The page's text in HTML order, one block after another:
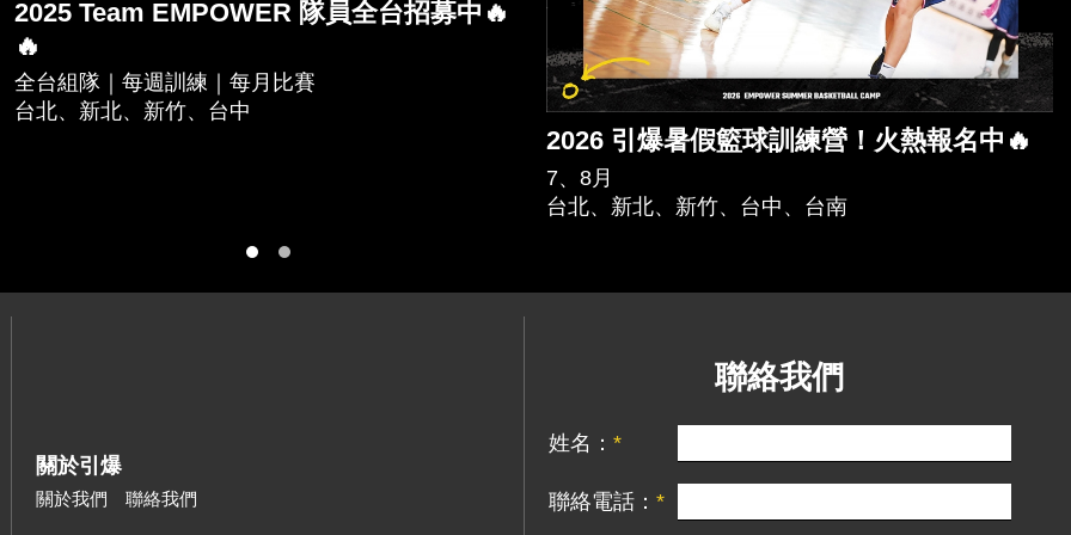
2025 Team EMPOWER 隊員全台招募中🔥
🔥
全台組隊｜每週訓練｜每月比賽
台北、新北、新竹、台中
2026 引爆暑假籃球訓練營！火熱報名中🔥
7、8月
台北、新北、新竹、台中、台南
關於引爆
關於我們 聯絡我們
聯絡我們
姓名：
聯絡電話：